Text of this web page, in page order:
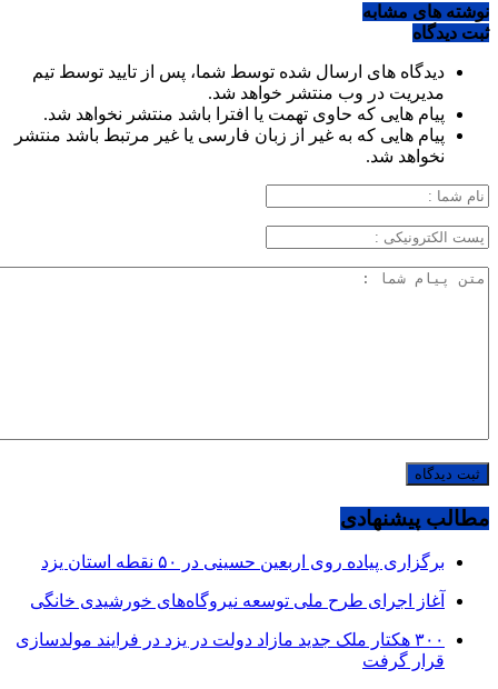
نوشته های مشابه
ثبت دیدگاه
دیدگاه های ارسال شده توسط شما، پس از تایید توسط تیم
مدیریت در وب منتشر خواهد شد.
پیام هایی که حاوی تهمت یا افترا باشد منتشر نخواهد شد.
پیام هایی که به غیر از زبان فارسی یا غیر مرتبط باشد منتشر
نخواهد شد.
مطالب پیشنهادی
برگزاری پیاده روی اربعین حسینی در ۵۰ نقطه استان یزد
آغاز اجرای طرح ملی توسعه نیروگاه‌های خورشیدی خانگی
۳۰۰ هکتار ملک جدید مازاد دولت در یزد در فرایند مولدسازی
قرار گرفت